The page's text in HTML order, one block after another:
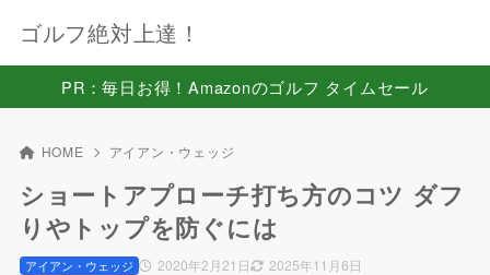
ゴルフ絶対上達！
PR：毎日お得！Amazonのゴルフ タイムセール
HOME アイアン・ウェッジ
ショートアプローチ打ち方のコツ ダフ
りやトップを防ぐには
2020年2月21日 2025年11月6日
アイアン・ウェッジ